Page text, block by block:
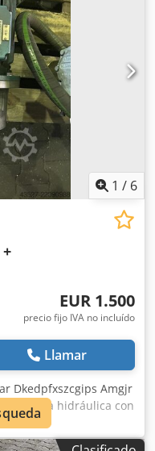
1 / 6
EUR 1.500
precio fijo IVA no incluído
Llamar
Dkedpfxszcgips Amgjr
Bomba hidráulica con
BROOK HANSEN
rpm: 1450